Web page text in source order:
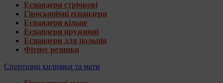
Еспандери стрічкові
Гіроскопічні еспандери
Еспандери кільце
Еспандери пружинні
Еспандери для пальців
Фітнес резинки
Спортивні килимки та мати